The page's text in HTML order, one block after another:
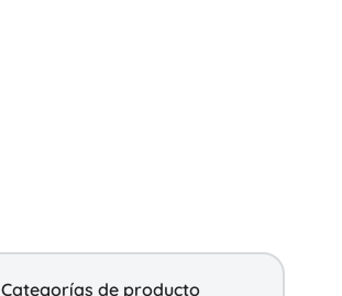
Categorías de producto